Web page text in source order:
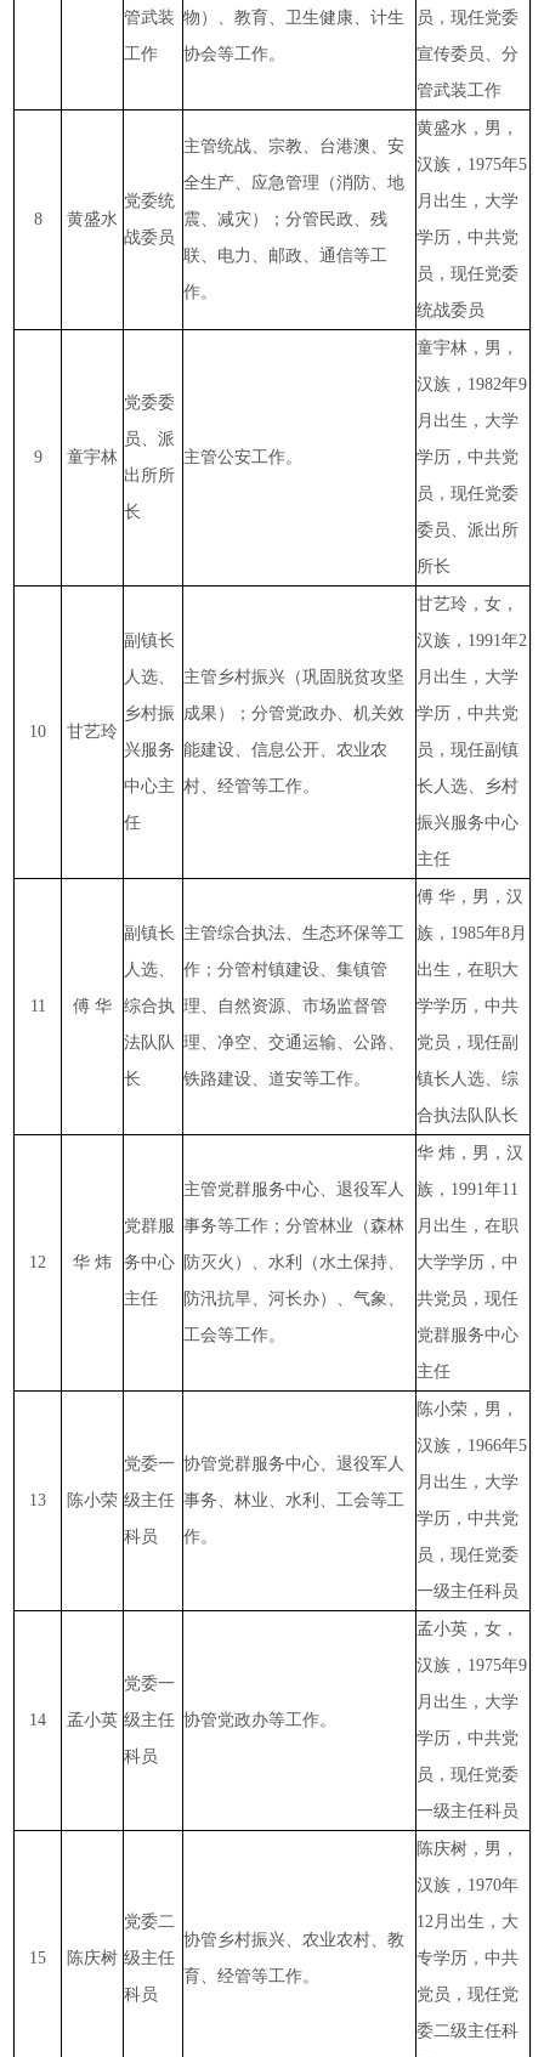
管武装
工作
物）、教育、卫生健康、计生
协会等工作。
员，现任党委
宣传委员、分
管武装工作
8 黄盛水
党委统
战委员
主管统战、宗教、台港澳、安
全生产、应急管理（消防、地
震、减灾）；分管民政、残
联、电力、邮政、通信等工
作。
黄盛水，男，
汉族，1975年5
月出生，大学
学历，中共党
员，现任党委
统战委员
9 童宇林
党委委
员、派
出所所
长
主管公安工作。
童宇林，男，
汉族，1982年9
月出生，大学
学历，中共党
员，现任党委
委员、派出所
所长
10 甘艺玲
副镇长
人选、
乡村振
兴服务
中心主
任
主管乡村振兴（巩固脱贫攻坚
成果）；分管党政办、机关效
能建设、信息公开、农业农
村、经管等工作。
甘艺玲，女，
汉族，1991年2
月出生，大学
学历，中共党
员，现任副镇
长人选、乡村
振兴服务中心
主任
11 傅 华
副镇长
人选、
综合执
法队队
长
主管综合执法、生态环保等工
作；分管村镇建设、集镇管
理、自然资源、市场监督管
理、净空、交通运输、公路、
铁路建设、道安等工作。
傅 华，男，汉
族，1985年8月
出生，在职大
学学历，中共
党员，现任副
镇长人选、综
合执法队队长
12 华 炜
党群服
务中心
主任
主管党群服务中心、退役军人
事务等工作；分管林业（森林
防灭火）、水利（水土保持、
防汛抗旱、河长办）、气象、
工会等工作。
华 炜，男，汉
族，1991年11
月出生，在职
大学学历，中
共党员，现任
党群服务中心
主任
13 陈小荣
党委一
级主任
科员
协管党群服务中心、退役军人
事务、林业、水利、工会等工
作。
陈小荣，男，
汉族，1966年5
月出生，大学
学历，中共党
员，现任党委
一级主任科员
14 孟小英
党委一
级主任
科员
协管党政办等工作。
孟小英，女，
汉族，1975年9
月出生，大学
学历，中共党
员，现任党委
一级主任科员
15 陈庆树
党委二
级主任
科员
协管乡村振兴、农业农村、教
育、经管等工作。
陈庆树，男，
汉族，1970年
12月出生，大
专学历，中共
党员，现任党
委二级主任科